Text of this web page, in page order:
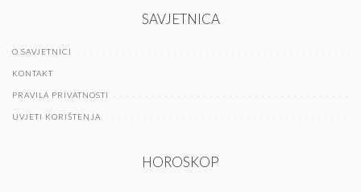
SAVJETNICA
O SAVJETNICI
KONTAKT
PRAVILA PRIVATNOSTI
UVJETI KORIŠTENJA
HOROSKOP